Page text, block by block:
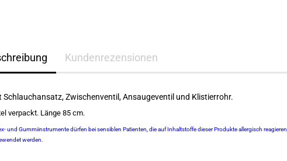
Kundenrezensionen
Schlauchansatz, Zwischenventil, Ansaugeventil und Klistierrohr.
verpackt. Länge 85 cm.
und Gummiinstrumente dürfen bei sensiblen Patienten, die auf Inhaltstoffe dieser Produkte allergisch reagieren,
werden.